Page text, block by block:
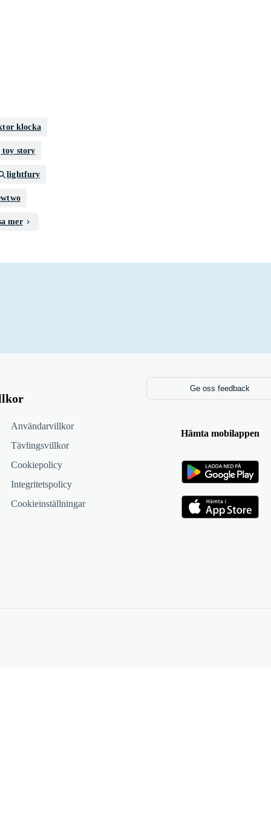
klocka
toy story
lightfury
mer
Användarvillkor
Tävlingsvillkor
Cookiepolicy
Integritetspolicy
Cookieinställningar
Ge oss feedback
Hämta mobilappen